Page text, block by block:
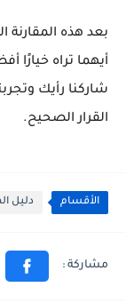
بعد هذه المقارنة
أيهما تراه خيارًا أفضل في 2026: فرنسا
شاركنا رأيك
القرار الصحيح.
الأقسام دليل